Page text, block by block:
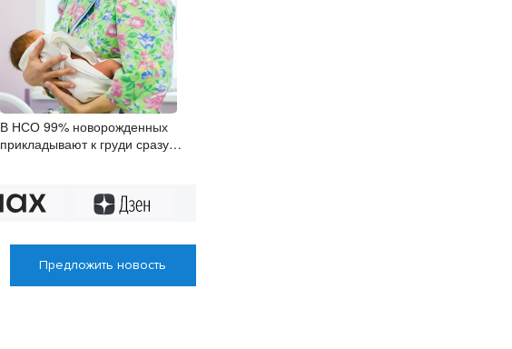
В НСО 99% новорожденных
прикладывают к груди сразу
Предложить новость